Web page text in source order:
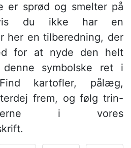
er sprød og smelter på
du ikke har en
her en tilberedning, der
for at nyde den helt
symbolske ret i
kartofler, pålæg,
frem, og følg trin-
i vores